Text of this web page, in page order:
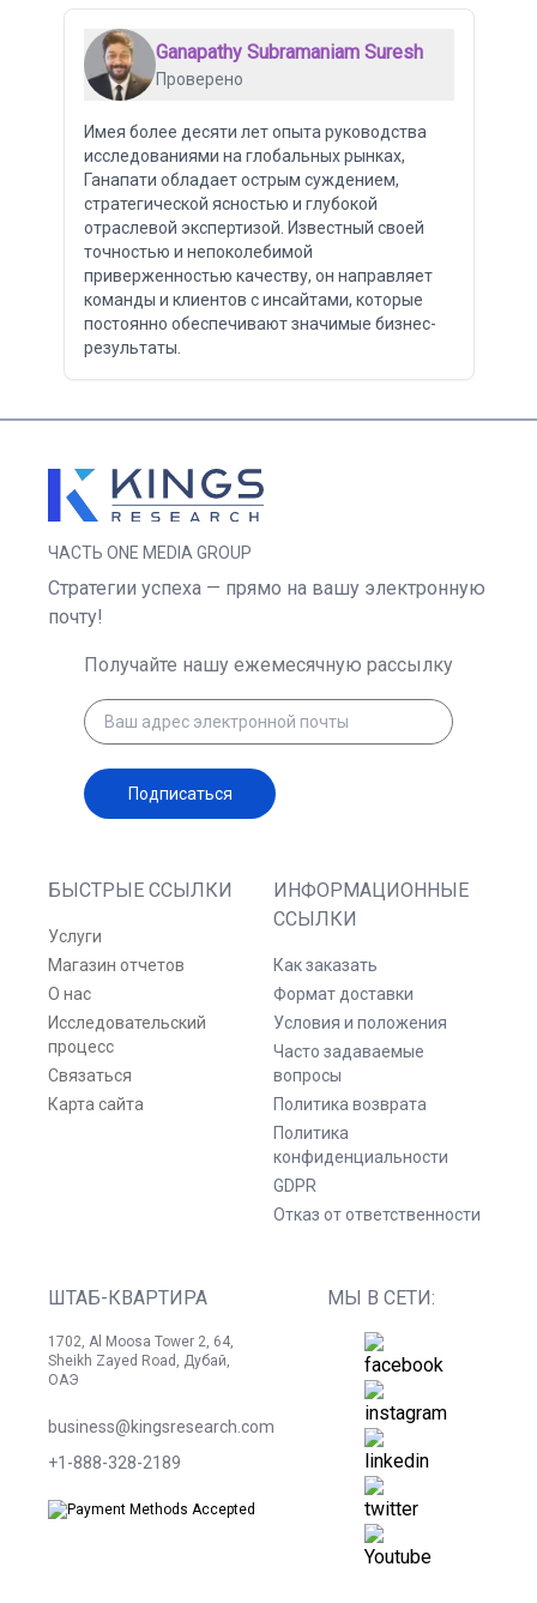
Ganapathy Subramaniam Suresh
Проверено
Имея более десяти лет опыта руководства
исследованиями на глобальных рынках,
Ганапати обладает острым суждением,
стратегической ясностью и глубокой
отраслевой экспертизой. Известный своей
точностью и непоколебимой
приверженностью качеству, он направляет
команды и клиентов с инсайтами, которые
постоянно обеспечивают значимые бизнес-
результаты.
ЧАСТЬ ONE MEDIA GROUP
БЫСТРЫЕ ССЫЛКИ
Услуги
Магазин отчетов
О нас
Исследовательский
процесс
Связаться
Карта сайта
ИНФОРМАЦИОННЫЕ
ССЫЛКИ
Как заказать
Формат доставки
Условия и положения
Часто задаваемые
вопросы
Политика возврата
Политика
конфиденциальности
GDPR
Отказ от ответственности
ШТАБ-КВАРТИРА
1702, Al Moosa Tower 2, 64,
Sheikh Zayed Road, Дубай,
ОАЭ
business@kingsresearch.com
+1-888-328-2189
МЫ В СЕТИ:
Стратегии успеха — прямо на вашу электронную
почту!
Получайте нашу ежемесячную рассылку
Подписаться